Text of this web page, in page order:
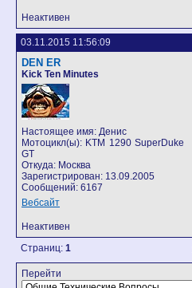
Неактивен
03.11.2015 11:56:09
DEN ER
Kick Ten Minutes
Настоящее имя: Денис
Мотоцикл(ы): KTM 1290 SuperDuke
GT
Откуда: Москва
Зарегистрирован: 13.09.2005
Сообщений: 6167
Вебсайт
Неактивен
Страниц: 1
Перейти